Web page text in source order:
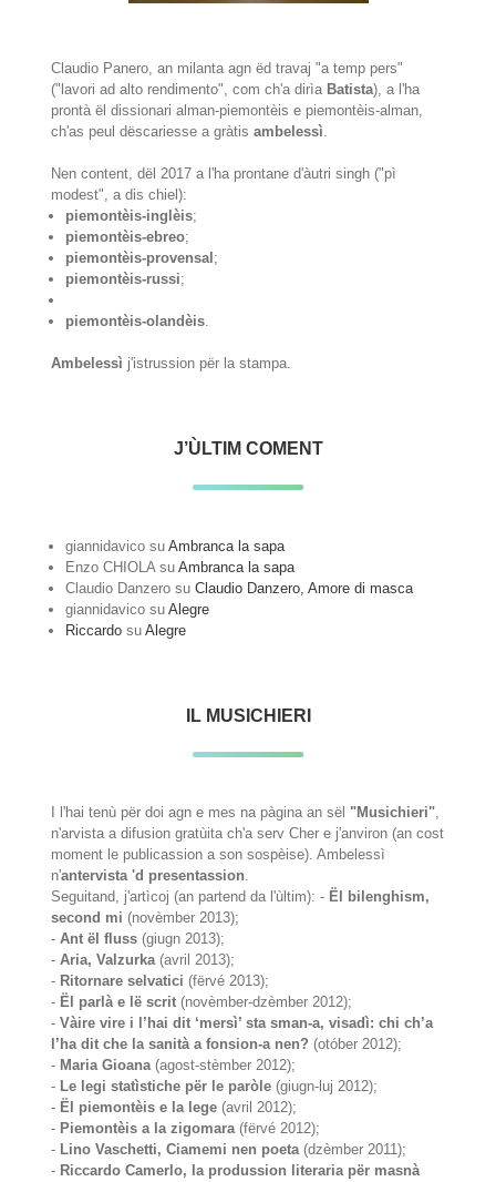
Claudio Panero, an milanta agn ëd travaj "a temp pers"
("lavori ad alto rendimento", com ch'a dirìa Batista), a l'ha
prontà ël dissionari alman-piemontèis e piemontèis-alman,
ch'as peul dëscariesse a gràtisambelessì
Nen content, dël 2017 a l'ha prontane d'àutri singh ("pì
modest", a dis chiel):
piemontèis-inglèis;
piemontèis-ebreo;
piemontèis-provensal ;
piemontèis-russi;
piemontèis-olandèis
Ambelessì j'istrussion për la stampa.
J’ÙLTIM COMENT
giannidavico suAmbranca la sapa
Enzo CHIOLA suAmbranca la sapa
Claudio Danzero suClaudio Danzero, Amore di masca
giannidavico suAlegre
Riccardo suAlegre
IL MUSICHIERI
I l'hai tenù për doi agn e mes na pàgina an sël "Musichieri",
n'arvista a difusion gratùita ch'a serv Cher e j'anviron (an cost
moment le publicassion a son sospèise). Ambelessì
n'antervista 'd presentassion.
Seguitand, j'artìcoj (an partend da l'ùltim): - Ël bilenghism,
second mi (novèmber 2013);
-Ant ël fluss (giugn 2013);
-Aria, Valzurka(avril 2013);
- Ritornare selvatici (fërvé 2013);
- Ël parlà e lë scrit (novèmber-dzèmber 2012);
-Vàire vire i l’hai dit ‘mersì’ sta sman-a, visadì: chi ch’a
l’ha dit che la sanità a fonsion-a nen? (otóber 2012);
- Maria Gioana(agost-stèmber 2012);
- Le legi statìstiche për le paròle (giugn-luj 2012);
- Ël piemontèis e la lege (avril 2012);
- Piemontèis a la zigomara(fërvé 2012);
- Lino Vaschetti, Ciamemi nen poeta(dzèmber 2011);
- Riccardo Camerlo, la produssion literaria për masnà